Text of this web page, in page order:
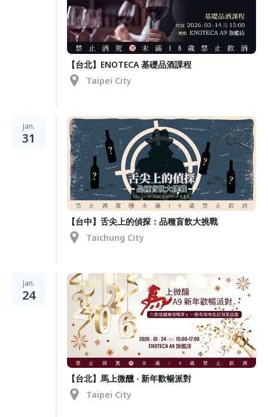
【台北】ENOTECA 基礎品酒課程
Taipei City
Jan.
31
【台中】舌尖上的偵探：品種盲飲大挑戰
Taichung City
Jan.
24
【台北】馬上微醺 ‧ 新年歡暢派對
Taipei City